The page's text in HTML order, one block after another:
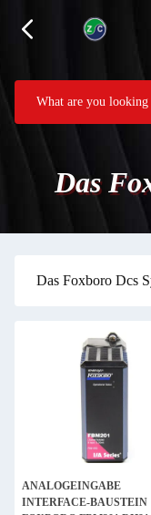
Das
Das Foxboro Dcs
ANALOGEINGABE
INTERFACE-BAUSTEIN